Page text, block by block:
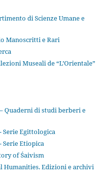
di Scienze Umane e
Manoscritti e Rari
Museali de “L’Orientale”
Quaderni di studi berberi e
Serie Egittologica
Serie Etiopica
of Śaivism
Humanities. Edizioni e archivi